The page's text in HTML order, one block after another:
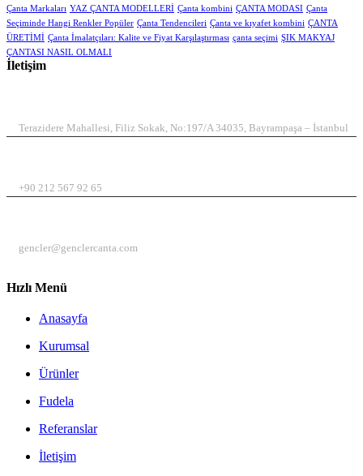
Çanta Markaları YAZ ÇANTA MODELLERİ Çanta kombini ÇANTA MODASI Çanta
Seçiminde Hangi Renkler Popüler Çanta Tendencileri Çanta ve kıyafet kombini ÇANTA
ÜRETİMİ Çanta İmalatçıları: Kalite ve Fiyat Karşılaştırması çanta seçimi ŞIK MAKYAJ
ÇANTASI NASIL OLMALI
İletişim
Terazidere Mahallesi, Filiz Sokak, No:197/A 34035, Bayrampaşa – İstanbul
+90 212 567 92 65
gencler@genclercanta.com
Hızlı Menü
Anasayfa
Kurumsal
Ürünler
Fudela
Referanslar
İletişim